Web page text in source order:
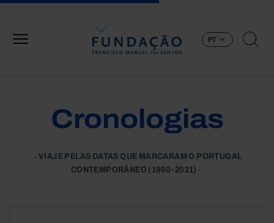
PT
Cronologias
VIAJE PELAS DATAS QUE MARCARAM O PORTUGAL
CONTEMPORÂNEO (1960-2021)